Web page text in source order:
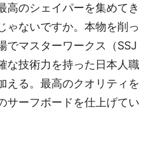
高のシェイパーを集めてき
ゃないですか。本物を削っ
でマスターワークス（SSJ
な技術力を持った日本人職
える。最高のクオリティを
サーフボードを仕上げてい